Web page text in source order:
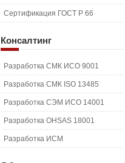
Сертификация ГОСТ Р 66
Консалтинг
Разработка СМК ИСО 9001
Разработка СМК ISO 13485
Разработка СЭМ ИСО 14001
Разработка OHSAS 18001
Разработка ИСМ